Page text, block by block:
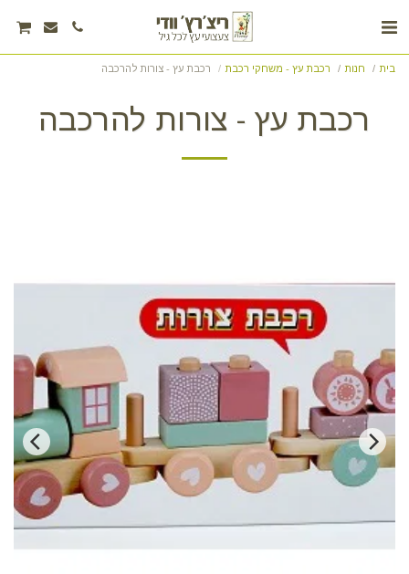
בית חנות רכבת עץ - משחקי רכבת רכבת עץ - צורות להרכבה
רכבת עץ - צורות להרכבה